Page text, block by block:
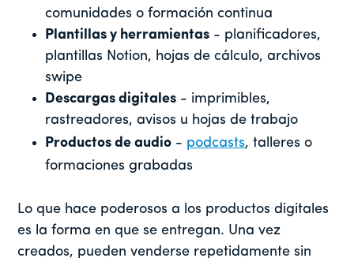
comunidades o formación continua
Plantillas y herramientas - planificadores,
plantillas Notion, hojas de cálculo, archivos
swipe
Descargas digitales - imprimibles,
rastreadores, avisos u hojas de trabajo
Productos de audio - podcasts, talleres o
formaciones grabadas
Lo que hace poderosos a los productos digitales
es la forma en que se entregan. Una vez
creados, pueden venderse repetidamente sin